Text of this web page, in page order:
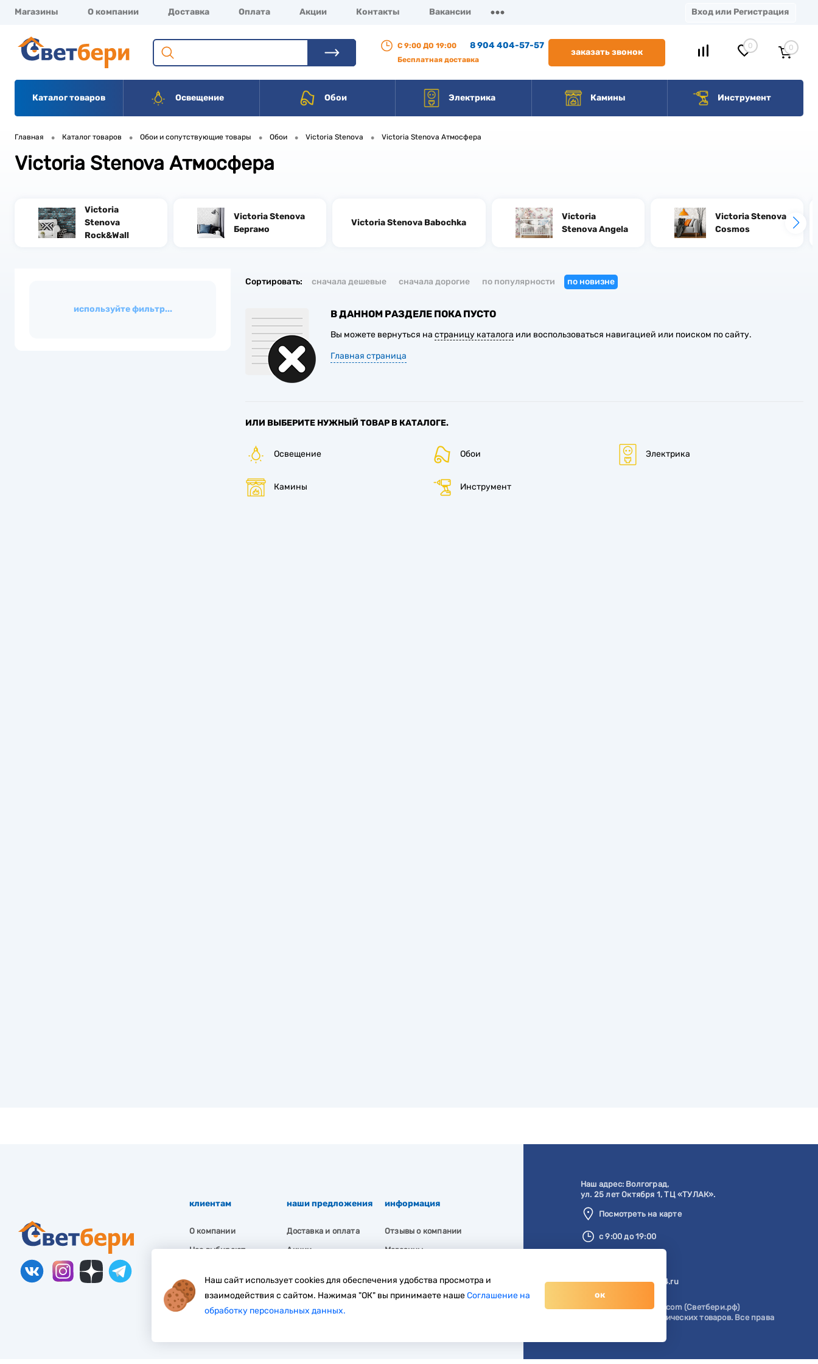
Магазины О компании Доставка Оплата Акции Контакты Вакансии Вход или Регистрация
С 9:00 ДО 19:00 8 904 404-57-57
Бесплатная доставка
заказать звонок
0 0
Каталог товаров Освещение Обои Электрика Камины Инструмент
Главная • Каталог товаров • Обои и сопутствующие товары • Обои • Victoria Stenova • Victoria Stenova Атмосфера
Victoria Stenova Атмосфера
Victoria
Stenova
Rock&Wall
Victoria Stenova
Бергамо
Victoria Stenova Babochka
Victoria
Stenova Angela
Victoria Stenova
Cosmos
используйте фильтр...
Сортировать: сначала дешевые сначала дорогие по популярности по новизне
В ДАННОМ РАЗДЕЛЕ ПОКА ПУСТО
Вы можете вернуться на страницу каталога или воспользоваться навигацией или поиском по сайту.
Главная страница
ИЛИ ВЫБЕРИТЕ НУЖНЫЙ ТОВАР В КАТАЛОГЕ.
Освещение Обои Электрика
Камины Инструмент
клиентам
О компании
Нас выбирают
Как заказать
Частые вопросы
наши предложения
Доставка и оплата
Акции
информация
Отзывы о компании
Магазины
конфиденциальности
Наш адрес: Волгоград,
ул. 25 лет Октября 1, ТЦ «ТУЛАК».
Посмотреть на карте
с 9:00 до 19:00
zakaz@svetberi34.ru
© 1996-2026 svetberi.com (Светбери.рф)
Магазин электротехнических товаров. Все права
Наш сайт использует cookies для обеспечения удобства просмотра и
взаимодействия с сайтом. Нажимая "ОК" вы принимаете нашеСоглашение на
обработку персональных данных.
ок